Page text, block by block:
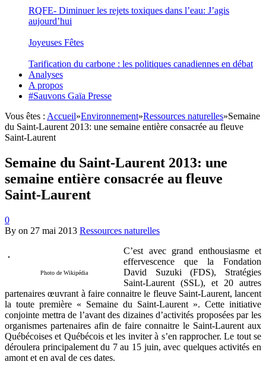
RQFE- Diminuer les rejets toxiques dans l’eau: J’agis
aujourd’hui
Joyeuses Fêtes
Tarification du carbone : les politiques canadiennes en débat
Analyses
A propos
#Sauvons Gaïa Presse
Vous êtes : Accueil»Environnement»Ressources naturelles»Semaine
du Saint-Laurent 2013: une semaine entière consacrée au fleuve
Saint-Laurent
Semaine du Saint-Laurent 2013: une
semaine entière consacrée au fleuve
Saint-Laurent
0
By on 27 mai 2013 Ressources naturelles
Photo de Wikipédia
C’est avec grand enthousiasme et
effervescence que la Fondation
David Suzuki (FDS), Stratégies
Saint-Laurent (SSL), et 20 autres
partenaires œuvrant à faire connaitre le fleuve Saint-Laurent, lancent
la toute première « Semaine du Saint-Laurent ». Cette initiative
conjointe mettra de l’avant des dizaines d’activités proposées par les
organismes partenaires afin de faire connaitre le Saint-Laurent aux
Québécoises et Québécois et les inviter à s’en rapprocher. Le tout se
déroulera principalement du 7 au 15 juin, avec quelques activités en
amont et en aval de ces dates.